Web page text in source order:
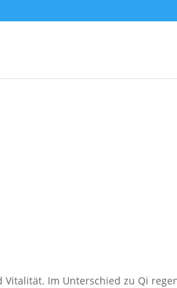
Im Unterschied zu Qi